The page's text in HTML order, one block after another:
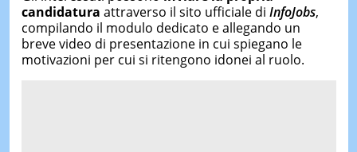
candidatura attraverso il sito ufficiale di InfoJobs,
compilando il modulo dedicato e allegando un
breve video di presentazione in cui spiegano le
motivazioni per cui si ritengono idonei al ruolo.